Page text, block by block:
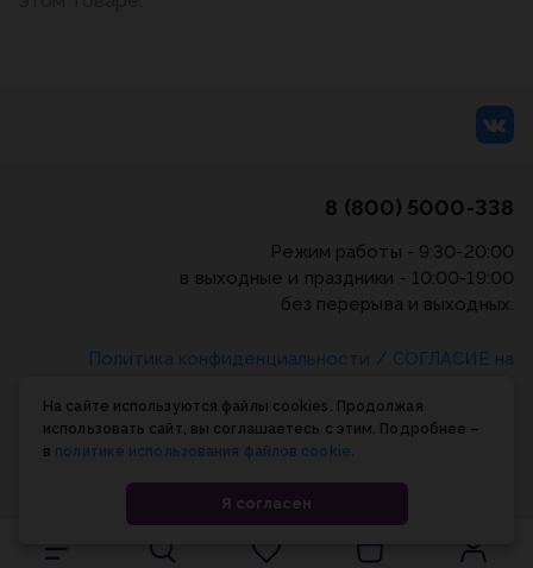
8 (800) 5000-338
Режим работы - 9:30-20:00
в выходные и праздники - 10:00-19:00
без перерыва и выходных.
Политика конфиденциальности / СОГЛАСИЕ на
использовании cookie-файлов
На сайте используются файлы cookies. Продолжая
использовать сайт, вы соглашаетесь с этим. Подробнее –
в политике использования файлов cookie.
Я согласен